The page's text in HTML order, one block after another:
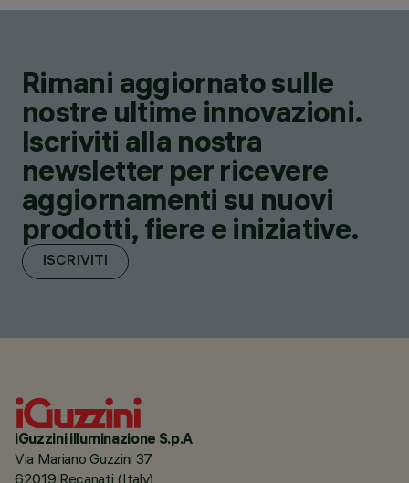
Rimani aggiornato sulle
nostre ultime innovazioni.
Iscriviti alla nostra
newsletter per ricevere
aggiornamenti su nuovi
prodotti, fiere e iniziative.
ISCRIVITI
iGuzzini illuminazione S.p.A
Via Mariano Guzzini 37
62019 Recanati (Italy)